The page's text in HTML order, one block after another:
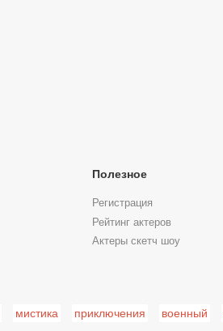
Полезное
Регистрация
Рейтинг актеров
Актеры скетч шоу
мистика приключения военный